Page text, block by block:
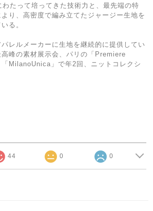
たって培ってきた技術力と、最先端の特
り、高密度で編み立てたジャージー生地を
る。
レルメーカーに生地を継続的に提供してい
峰の素材展⽰会、パリの「Premiere
MilanoUnica」で年2回、ニットコレクシ
44 0 0